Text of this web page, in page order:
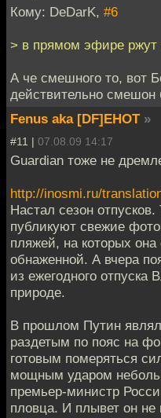
Кому: DeDarK, #6
> в прямом эфире
А че смешного то, вот
действительно смешон
Fenus aka [DF]EHOT »
#11 | 07.08.09 14:17
Guardian тоже не
http://inosmi.ru/
Настал сезон
публикуют свежие
пляжей, на которых
обнаженной. А вчера
из ежегодного
природе.
В прошлом Путин
раздетым по пояс на
готовым померяться
мощным ударом
премьер-министр
пловца. И плывет он